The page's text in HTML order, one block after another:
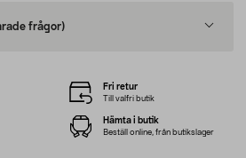
frågor)
Fri retur
Till valfri butik
Hämta i butik
Beställ online, från butikslager